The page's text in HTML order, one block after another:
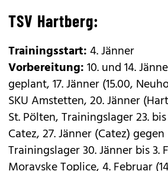
TSV Hartberg:
Trainingsstart:4. Jänner
Vorbereitung:10. und 14.
geplant, 17. Jänner (15.00,
SKU Amstetten, 20. Jänner
St. Pölten, Trainingslager 23.
Catez, 27. Jänner (Catez)
Trainingslager 30. Jänner bis 3.